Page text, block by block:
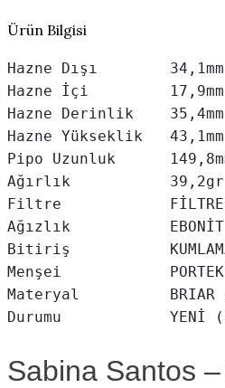
Ürün Bilgisi
Hazne Dışı        34,1mm
Hazne İçi         17,9mm
Hazne Derinlik    35,4mm
Hazne Yükseklik   43,1mm
Pipo Uzunluk
Ağırlık           39,2gr
Filtre
Ağızlık           EBONİT
Bitiriş
Menşei
Materyal          BRIAR /
Sabina Santos